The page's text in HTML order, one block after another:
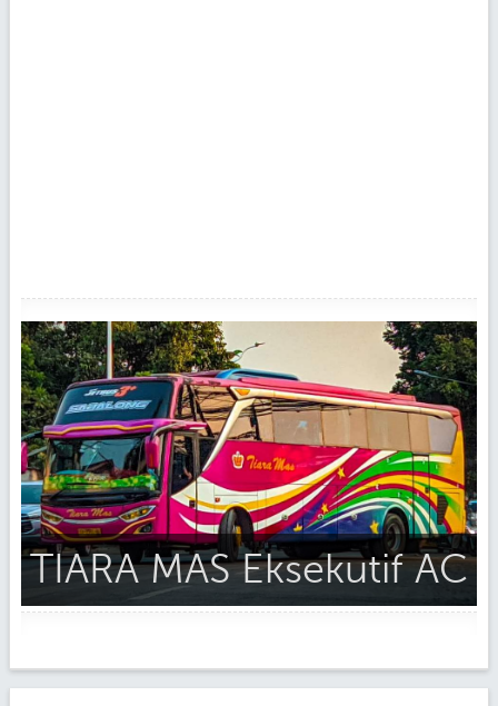
TIARA MAS Eksekutif AC